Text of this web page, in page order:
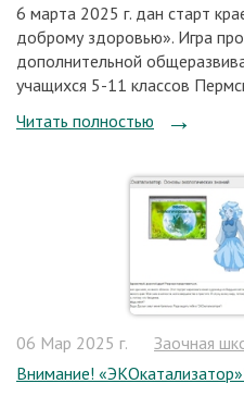
6 марта 2025 г. дан старт
доброму здоровью». Игра
дополнительной
учащихся 5-11 классов
Читать полностью
06 Мар 2025 г.
Заочная
Внимание!